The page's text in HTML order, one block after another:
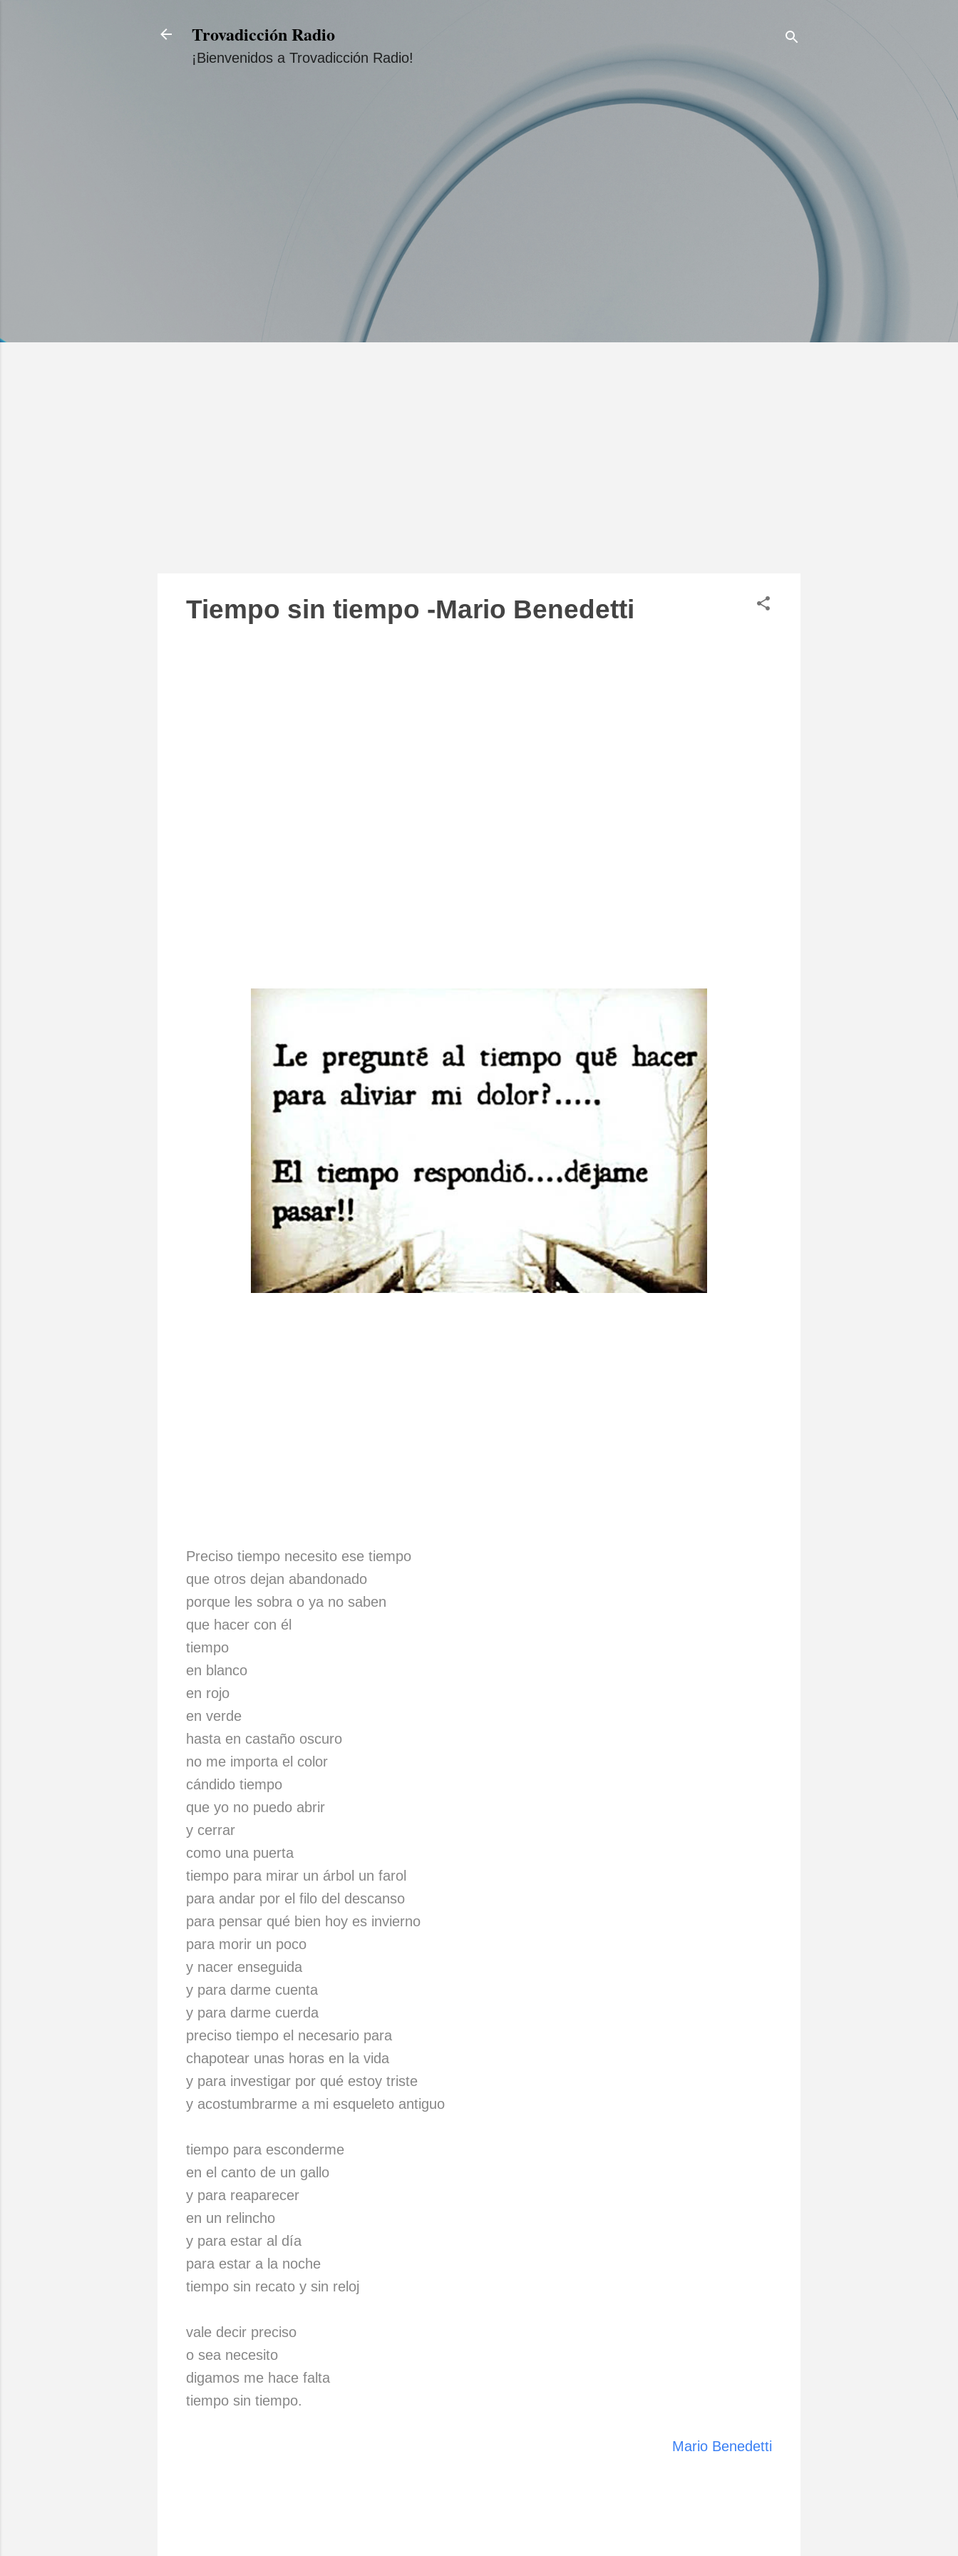
Trovadicción Radio
¡Bienvenidos a Trovadicción Radio!
Tiempo sin tiempo -Mario Benedetti
Preciso tiempo necesito ese tiempo
que otros dejan abandonado
porque les sobra o ya no saben
que hacer con él
tiempo
en blanco
en rojo
en verde
hasta en castaño oscuro
no me importa el color
cándido tiempo
que yo no puedo abrir
y cerrar
como una puerta
tiempo para mirar un árbol un farol
para andar por el filo del descanso
para pensar qué bien hoy es invierno
para morir un poco
y nacer enseguida
y para darme cuenta
y para darme cuerda
preciso tiempo el necesario para
chapotear unas horas en la vida
y para investigar por qué estoy triste
y acostumbrarme a mi esqueleto antiguo
tiempo para esconderme
en el canto de un gallo
y para reaparecer
en un relincho
y para estar al día
para estar a la noche
tiempo sin recato y sin reloj
vale decir preciso
o sea necesito
digamos me hace falta
tiempo sin tiempo.
Mario Benedetti